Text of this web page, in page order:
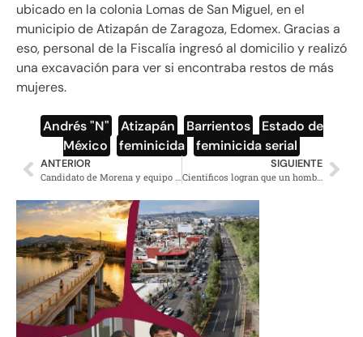
ubicado en la colonia Lomas de San Miguel, en el
municipio de Atizapán de Zaragoza, Edomex. Gracias a
eso, personal de la Fiscalía ingresó al domicilio y realizó
una excavación para ver si encontraba restos de más
mujeres.
Andrés "N" Atizapán Barrientos
Estado de
México
feminicida feminicida serial
ANTERIOR SIGUIENTE
Científicos logran que un hombre con ceguera vea por primera vez